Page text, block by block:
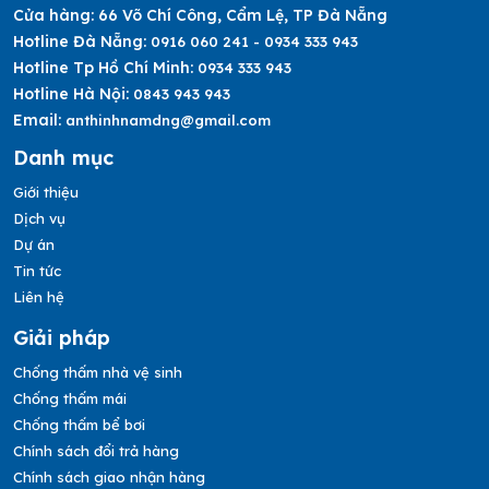
Cửa hàng: 66 Võ Chí Công, Cẩm Lệ, TP Đà Nẵng
Hotline Đà Nẵng: 0916 060 241 - 0934 333 943
Hotline Tp Hồ Chí Minh: 0934 333 943
Hotline Hà Nội: 0843 943 943
Email: anthinhnamdng@gmail.com
Danh mục
Giới thiệu
Dịch vụ
Dự án
Tin tức
Liên hệ
Giải pháp
Chống thấm nhà vệ sinh
Chống thấm mái
Chống thấm bể bơi
Chính sách đổi trả hàng
Chính sách giao nhận hàng